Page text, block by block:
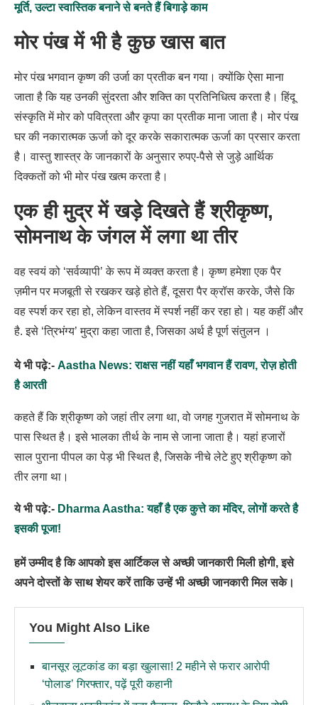
मूर्ति, उल्टा स्वास्तिक बनाने से बनते हैं बिगाड़े काम
मोर पंख में भी है कुछ खास बात
मोर पंख भगवान कृष्ण की उर्जा का प्रतीक बन गया। क्योंकि ऐसा माना
जाता है कि यह उनकी सुंदरता और शक्ति का प्रतिनिधित्व करता है। हिंदू
संस्कृति में मोर को पवित्रता और कृपा का प्रतीक माना जाता है। मोर पंख
घर की नकारात्मक ऊर्जा को दूर करके सकारात्मक ऊर्जा का प्रसार करता
है। वास्तु शास्त्र के जानकारों के अनुसार रुपए-पैसे से जुड़े आर्थिक
दिक्कतों को भी मोर पंख खत्म करता है।
एक ही मुद्र में खड़े दिखते हैं श्रीकृष्ण,
सोमनाथ के जंगल में लगा था तीर
वह स्वयं को ‘सर्वव्यापी’ के रूप में व्यक्त करता है। कृष्ण हमेशा एक पैर
ज़मीन पर मजबूती से रखकर खड़े होते हैं, दूसरा पैर क्रॉस करके, जैसे कि
वह स्पर्श कर रहा हो, लेकिन वास्तव में स्पर्श नहीं कर रहा हो। यह कहीं और
है. इसे ‘त्रिभंग्य’ मुद्रा कहा जाता है, जिसका अर्थ है पूर्ण संतुलन ।
ये भी पढ़े:- Aastha News: राक्षस नहीं यहाँ भगवान हैं रावण, रोज़ होती
है आरती
कहते हैं कि श्रीकृष्ण को जहां तीर लगा था, वो जगह गुजरात में सोमनाथ के
पास स्थित है। इसे भालका तीर्थ के नाम से जाना जाता है। यहां हजारों
साल पुराना पीपल का पेड़ भी स्थित है, जिसके नीचे लेटे हुए श्रीकृष्ण को
तीर लगा था।
ये भी पढ़े:- Dharma Aastha: यहाँ है एक कुत्ते का मंदिर, लोगों करते है
इसकी पूजा!
हमें उम्मीद है कि आपको इस आर्टिकल से अच्छी जानकारी मिली होगी, इसे
अपने दोस्तों के साथ शेयर करें ताकि उन्हें भी अच्छी जानकारी मिल सके।
You Might Also Like
बानसूर लूटकांड का बड़ा खुलासा! 2 महीने से फरार आरोपी
‘पोलाड’ गिरफ्तार, पढ़ें पूरी कहानी